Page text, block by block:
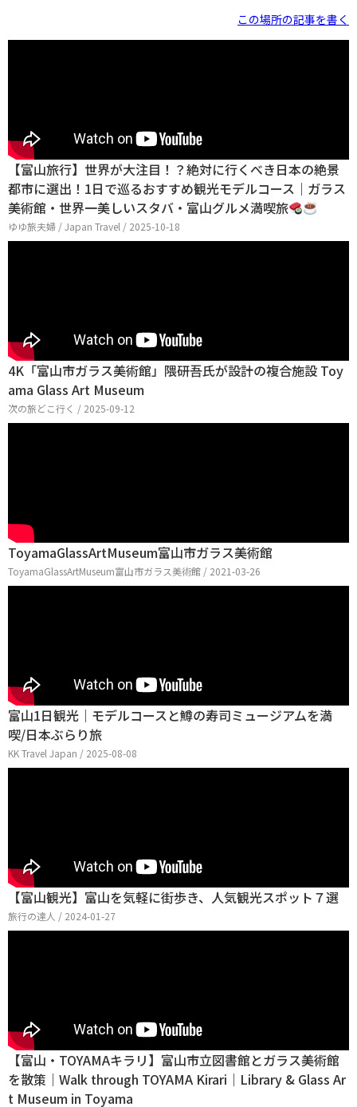
この場所の記事を書く
【富山旅行】世界が大注目！？絶対に行くべき日本の絶景
都市に選出！1日で巡るおすすめ観光モデルコース｜ガラス
美術館・世界一美しいスタバ・富山グルメ満喫旅
ゆゆ旅夫婦 / Japan Travel / 2025-10-18
4K「富山市ガラス美術館」隈研吾氏が設計の複合施設 Toy
ama Glass Art Museum
次の旅どこ行く / 2025-09-12
ToyamaGlassArtMuseum富山市ガラス美術館
ToyamaGlassArtMuseum富山市ガラス美術館 / 2021-03-26
富山1日観光｜モデルコースと鱒の寿司ミュージアムを満
喫/日本ぶらり旅
KK Travel Japan / 2025-08-08
【富山観光】富山を気軽に街歩き、人気観光スポット７選
旅行の達人 / 2024-01-27
【富山・TOYAMAキラリ】富山市立図書館とガラス美術館
を散策｜Walk through TOYAMA Kirari｜Library & Glass Ar
t Museum in Toyama